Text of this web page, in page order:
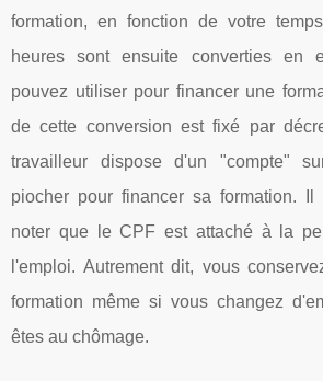
formation, en fonction de votre
heures sont ensuite converties en
pouvez utiliser pour financer une
de cette conversion est fixé par
travailleur dispose d'un "compte"
piocher pour financer sa formation. Il
noter que le CPF est attaché à la
l'emploi. Autrement dit, vous
formation même si vous changez
êtes au chômage.